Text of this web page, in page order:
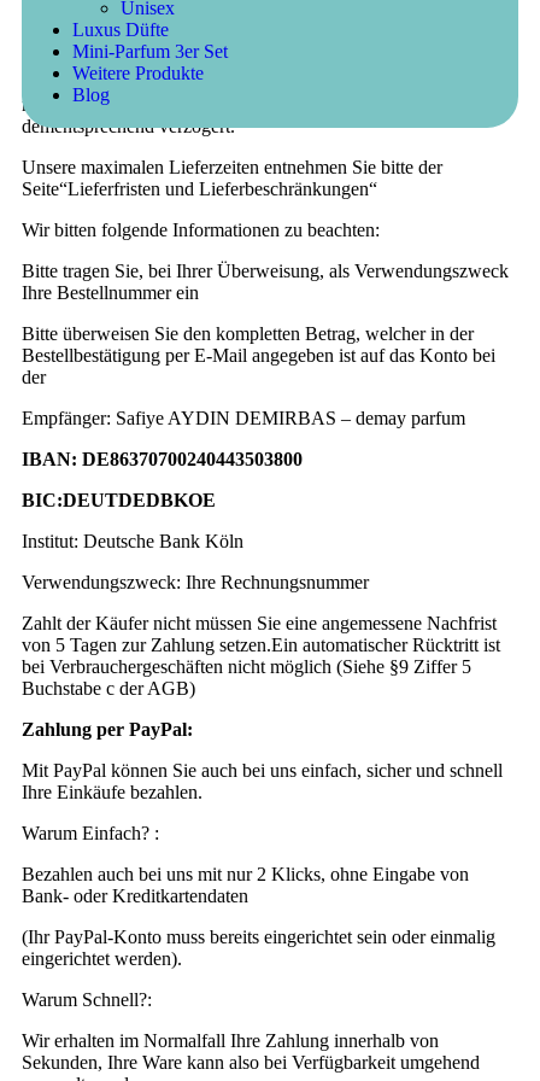
Unisex
Luxus Düfte
Mini-Parfum 3er Set
Weitere Produkte
Blog
umgehend an Sie versenden.
Bitte beachten Sie, dass bei Vorkassebestellungen die
Banküberweisung in der Regel 2-3 Werktage in Anspruch
nimmt, wodurch sich die Auslieferung der Ware
dementsprechend verzögert.
Unsere maximalen Lieferzeiten entnehmen Sie bitte der
Seite“Lieferfristen und Lieferbeschränkungen“
Wir bitten folgende Informationen zu beachten:
Bitte tragen Sie, bei Ihrer Überweisung, als Verwendungszweck
Ihre Bestellnummer ein
Bitte überweisen Sie den kompletten Betrag, welcher in der
Bestellbestätigung per E-Mail angegeben ist auf das Konto bei
der
Empfänger: Safiye AYDIN DEMIRBAS – demay parfum
IBAN: DE86370700240443503800
BIC:DEUTDEDBKOE
Institut: Deutsche Bank Köln
Verwendungszweck: Ihre Rechnungsnummer
Zahlt der Käufer nicht müssen Sie eine angemessene Nachfrist
von 5 Tagen zur Zahlung setzen.Ein automatischer Rücktritt ist
bei Verbrauchergeschäften nicht möglich (Siehe §9 Ziffer 5
Buchstabe c der AGB)
Zahlung per PayPal:
Mit PayPal können Sie auch bei uns einfach, sicher und schnell
Ihre Einkäufe bezahlen.
Warum Einfach? :
Bezahlen auch bei uns mit nur 2 Klicks, ohne Eingabe von
Bank- oder Kreditkartendaten
(Ihr PayPal-Konto muss bereits eingerichtet sein oder einmalig
eingerichtet werden).
Warum Schnell?:
Wir erhalten im Normalfall Ihre Zahlung innerhalb von
Sekunden, Ihre Ware kann also bei Verfügbarkeit umgehend